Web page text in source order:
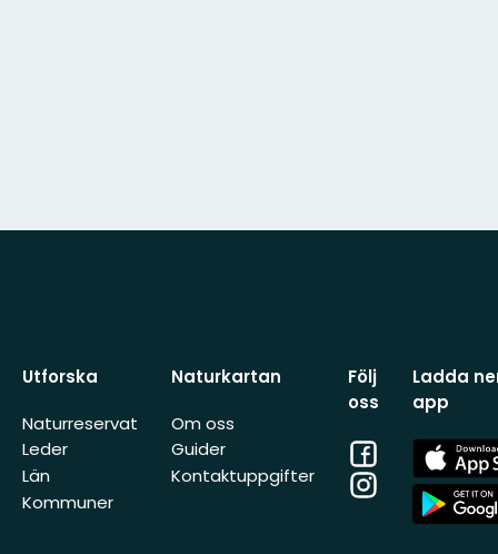
Utforska
Naturreservat
Leder
Län
Kommuner
Naturkartan
Om oss
Guider
Kontaktuppgifter
Följ
oss
Facebook
Instagram
Ladda
app
App
Store
App
Store